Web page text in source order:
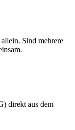
Sind mehrere
direkt aus dem